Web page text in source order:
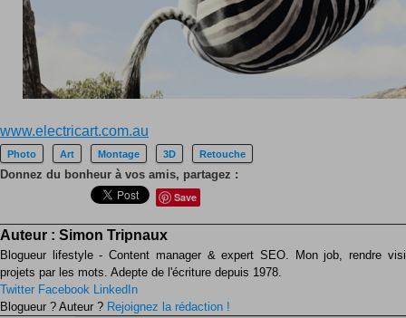
www.electricart.com.au
Photo Art Montage 3D Retouche
Donnez du bonheur à vos amis, partagez :
Save
Auteur : Simon Tripnaux
Blogueur lifestyle - Content manager & expert SEO. Mon job, rendre
projets par les mots. Adepte de l'écriture depuis 1978.
Twitter Facebook LinkedIn
Blogueur ? Auteur ? Rejoignez la rédaction !